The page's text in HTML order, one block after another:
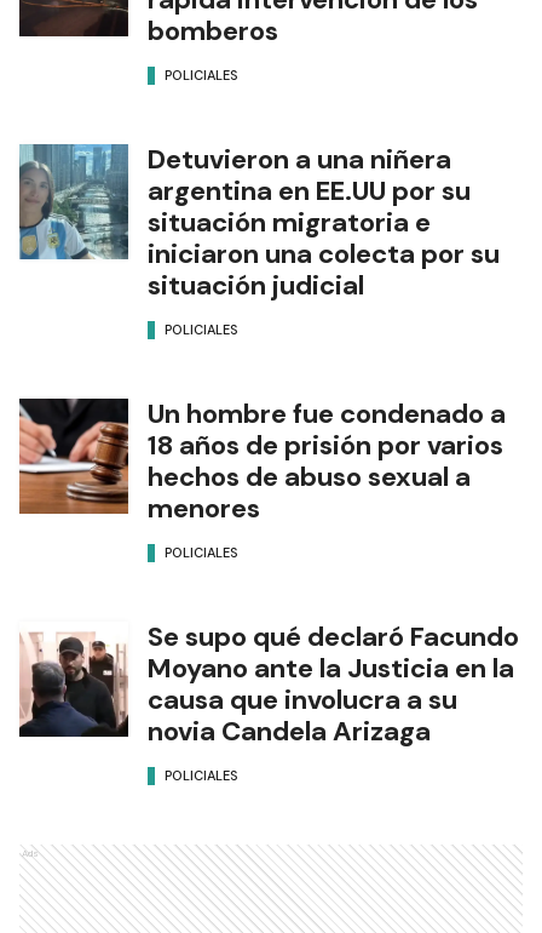
bomberos
POLICIALES
Detuvieron a una niñera
argentina en EE.UU por su
situación migratoria e
iniciaron una colecta por su
situación judicial
POLICIALES
Un hombre fue condenado a
18 años de prisión por varios
hechos de abuso sexual a
menores
POLICIALES
Se supo qué declaró Facundo
Moyano ante la Justicia en la
causa que involucra a su
novia Candela Arizaga
POLICIALES
Ads